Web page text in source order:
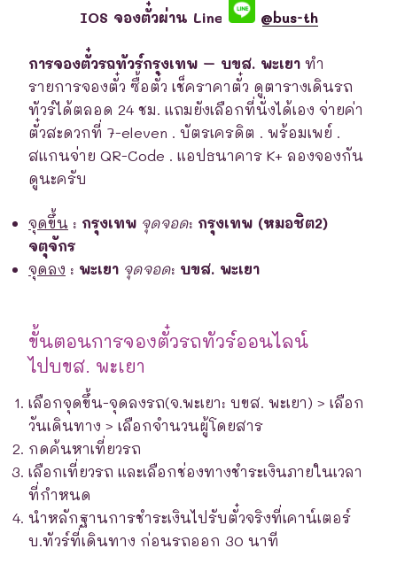
IOS จองตั๋วผ่าน Line
@bus-th
การจองตั๋วรถทัวร์กรุงเทพ – บขส. พะเยา ทำ
รายการจองตั๋ว ซื้อตั๋ว เช็คราคาตั๋ว ดูตารางเดินรถ
ทัวร์ได้ตลอด 24 ชม. แถมยังเลือกที่นั่งได้เอง จ่ายค่า
ตั๋วสะดวกที่ 7-eleven . บัตรเครดิต . พร้อมเพย์ .
สแกนจ่าย QR-Code . แอปธนาคาร K+ ลองจองกัน
ดูนะครับ
จุดขึ้น : กรุงเทพ จุดจอด: กรุงเทพ (หมอชิต2)
จตุจักร
จุดลง : พะเยา จุดจอด: บขส. พะเยา
ขั้นตอนการจองตั๋วรถทัวร์ออนไลน์
ไปบขส. พะเยา
เลือกจุดขึ้น-จุดลงรถ(จ.พะเยา: บขส. พะเยา) > เลือก
วันเดินทาง > เลือกจำนวนผู้โดยสาร
กดค้นหาเที่ยวรถ
เลือกเที่ยวรถ และเลือกช่องทางชำระเงินภายในเวลา
ที่กำหนด
นำหลักฐานการชำระเงินไปรับตั๋วจริงที่เคาน์เตอร์
บ.ทัวร์ที่เดินทาง ก่อนรถออก 30 นาที